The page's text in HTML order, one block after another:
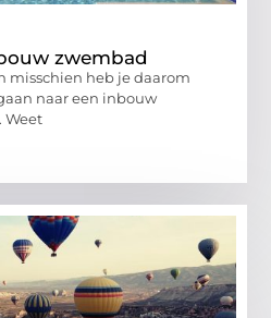
zwembad
misschien heb je daarom
naar een inbouw
Weet